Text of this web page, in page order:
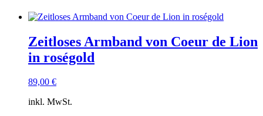
Zeitloses Armband von Coeur de Lion
in roségold
89,00 €
inkl. MwSt.